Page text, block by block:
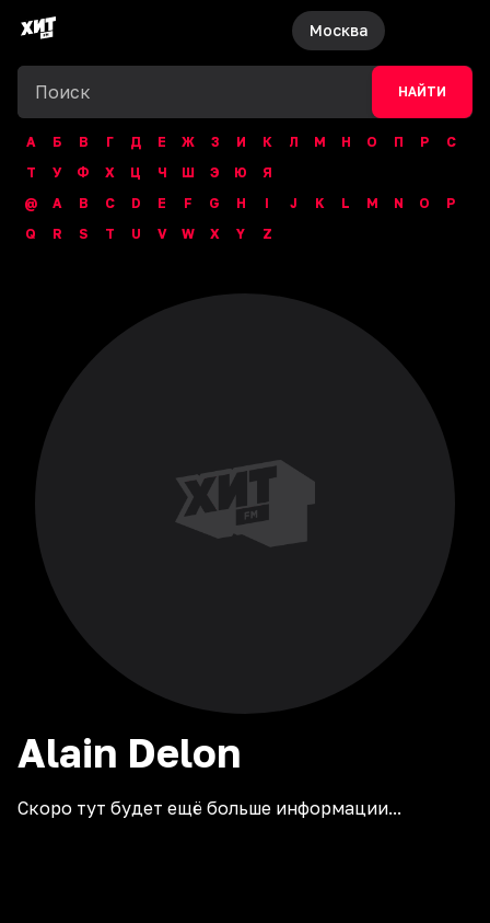
Москва
НАЙТИ
А Б В Г Д Е Ж З И К Л М Н О П Р
С
Т
У Ф Х Ц Ч Ш Э Ю
Я
@
A B C D E F G H I J K L M N O
P
Q
R S T U V W X Y Z
Alain Delon
Скоро тут будет ещё больше информации...